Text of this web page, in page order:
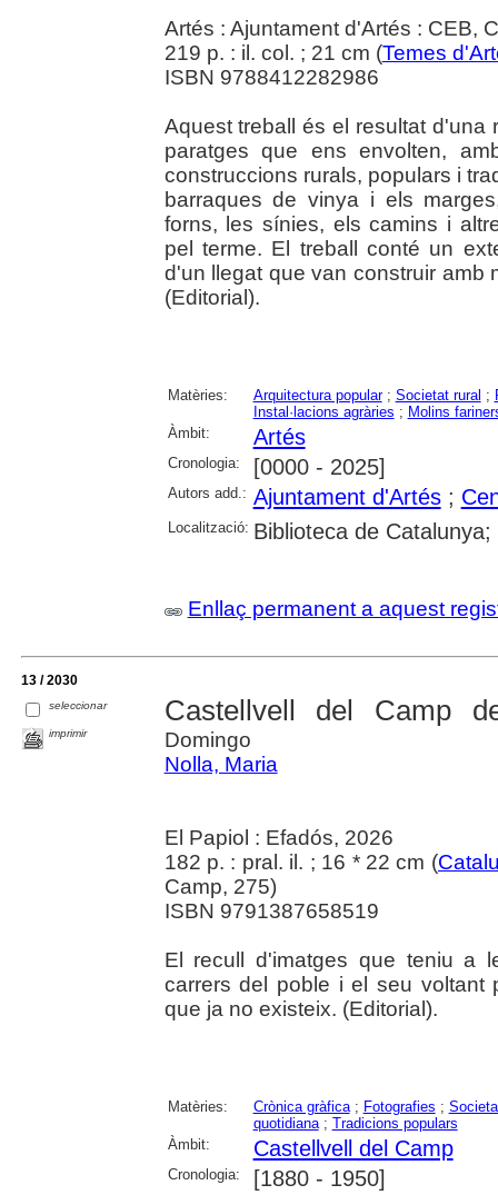
Artés : Ajuntament d'Artés : CEB,
219 p. : il. col. ; 21 cm (Temes
ISBN 9788412282986
Aquest treball és el resultat d'una
paratges que ens envolten,
construccions rurals, populars i
barraques de vinya i els
forns, les sínies, els camins i
pel terme. El treball conté un
d'un llegat que van construir amb
(Editorial).
Matèries: Arquitectura popular; Societat rural ;
Instal·lacions agràries ; Molins
Àmbit:
Artés
Cronologia: [0000 - 2025]
Autors add.: Ajuntament d'Artés;
Localització: Biblioteca de
Enllaç permanent a aquest
13 / 2030
seleccionar
imprimir
Castellvell del Camp
Domingo
Nolla, Maria
El Papiol : Efadós, 2026
182 p. : pral. il. ; 16 * 22 cm (
Camp, 275)
ISBN 9791387658519
El recull d'imatges que teniu a
carrers del poble i el seu voltant
que ja no existeix. (Editorial).
Matèries: Crònica gràfica; Fotografies ;
quotidiana; Tradicions populars
Àmbit:
Castellvell del Camp
Cronologia: [1880 - 1950]